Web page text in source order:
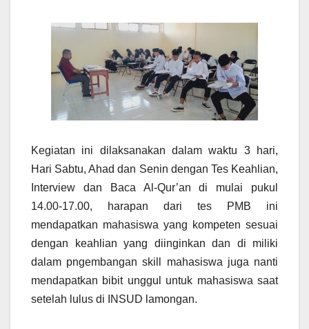
Kegiatan ini dilaksanakan dalam waktu 3 hari,
Hari Sabtu, Ahad dan Senin dengan Tes Keahlian,
Interview dan Baca Al-Qur’an di mulai pukul
14.00-17.00, harapan dari tes PMB ini
mendapatkan mahasiswa yang kompeten sesuai
dengan keahlian yang diinginkan dan di miliki
dalam pngembangan skill mahasiswa juga nanti
mendapatkan bibit unggul untuk mahasiswa saat
setelah lulus di INSUD lamongan.